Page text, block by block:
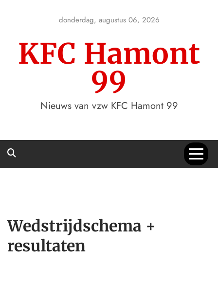
donderdag, augustus 06, 2026
KFC Hamont
99
Nieuws van vzw KFC Hamont 99
Wedstrijdschema +
resultaten